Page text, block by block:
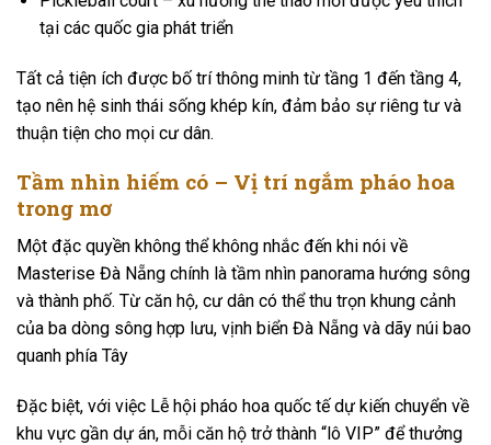
tại các quốc gia phát triển
Tất cả tiện ích được bố trí thông minh từ tầng 1 đến tầng 4,
tạo nên hệ sinh thái sống khép kín, đảm bảo sự riêng tư và
thuận tiện cho mọi cư dân.
Tầm nhìn hiếm có – Vị trí ngắm pháo hoa
trong mơ
Một đặc quyền không thể không nhắc đến khi nói về
Masterise Đà Nẵng chính là tầm nhìn panorama hướng sông
và thành phố. Từ căn hộ, cư dân có thể thu trọn khung cảnh
của ba dòng sông hợp lưu, vịnh biển Đà Nẵng và dãy núi bao
quanh phía Tây
Đặc biệt, với việc Lễ hội pháo hoa quốc tế dự kiến chuyển về
khu vực gần dự án, mỗi căn hộ trở thành “lô VIP” để thưởng